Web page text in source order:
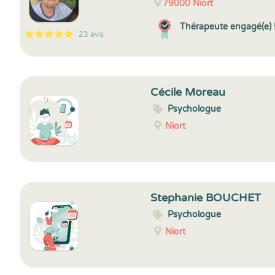
5
1
5
23 23 avis
79000 Niort
Thérapeute engagé(e)
Cécile Moreau
Psychologue
Niort
Stephanie BOUCHET
Psychologue
Niort